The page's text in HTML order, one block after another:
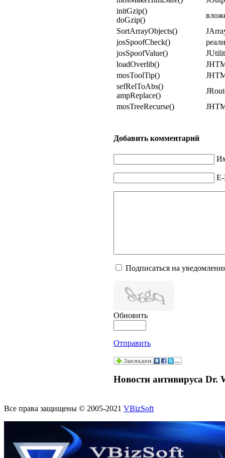
initGzip()
doGzip()
SortArrayObjects()
josSpoofCheck()
josSpoofValue()
loadOverlib()
mosToolTip()
sefRelToAbs()
ampReplace()
mosTreeRecurse()
Добавить комментарий
E-
Подписаться на
Обновить
Отправить
Новости антивируса Dr.
Все права защищены © 2005-2021 VBizSoft